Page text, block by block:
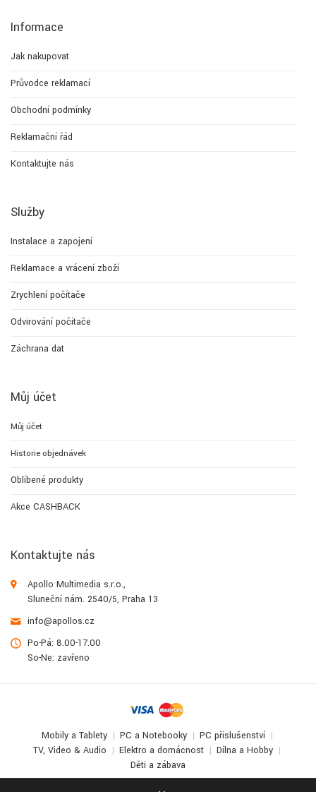
Informace
Jak nakupovat
Průvodce reklamací
Obchodní podmínky
Reklamační řád
Kontaktujte nás
Služby
Instalace a zapojení
Reklamace a vrácení zboží
Zrychlení počítače
Odvirování počítače
Záchrana dat
Můj účet
Můj účet
Historie objednávek
Oblíbené produkty
Akce CASHBACK
Kontaktujte nás
Apollo Multimedia s.r.o.,
Sluneční nám. 2540/5, Praha 13
info@apollos.cz
Po-Pá: 8.00-17.00
So-Ne: zavřeno
Mobily a Tablety PC a Notebooky
PC příslušenství
TV, Video & Audio
Elektro a domácnost
Dílna a Hobby
Děti a zábava